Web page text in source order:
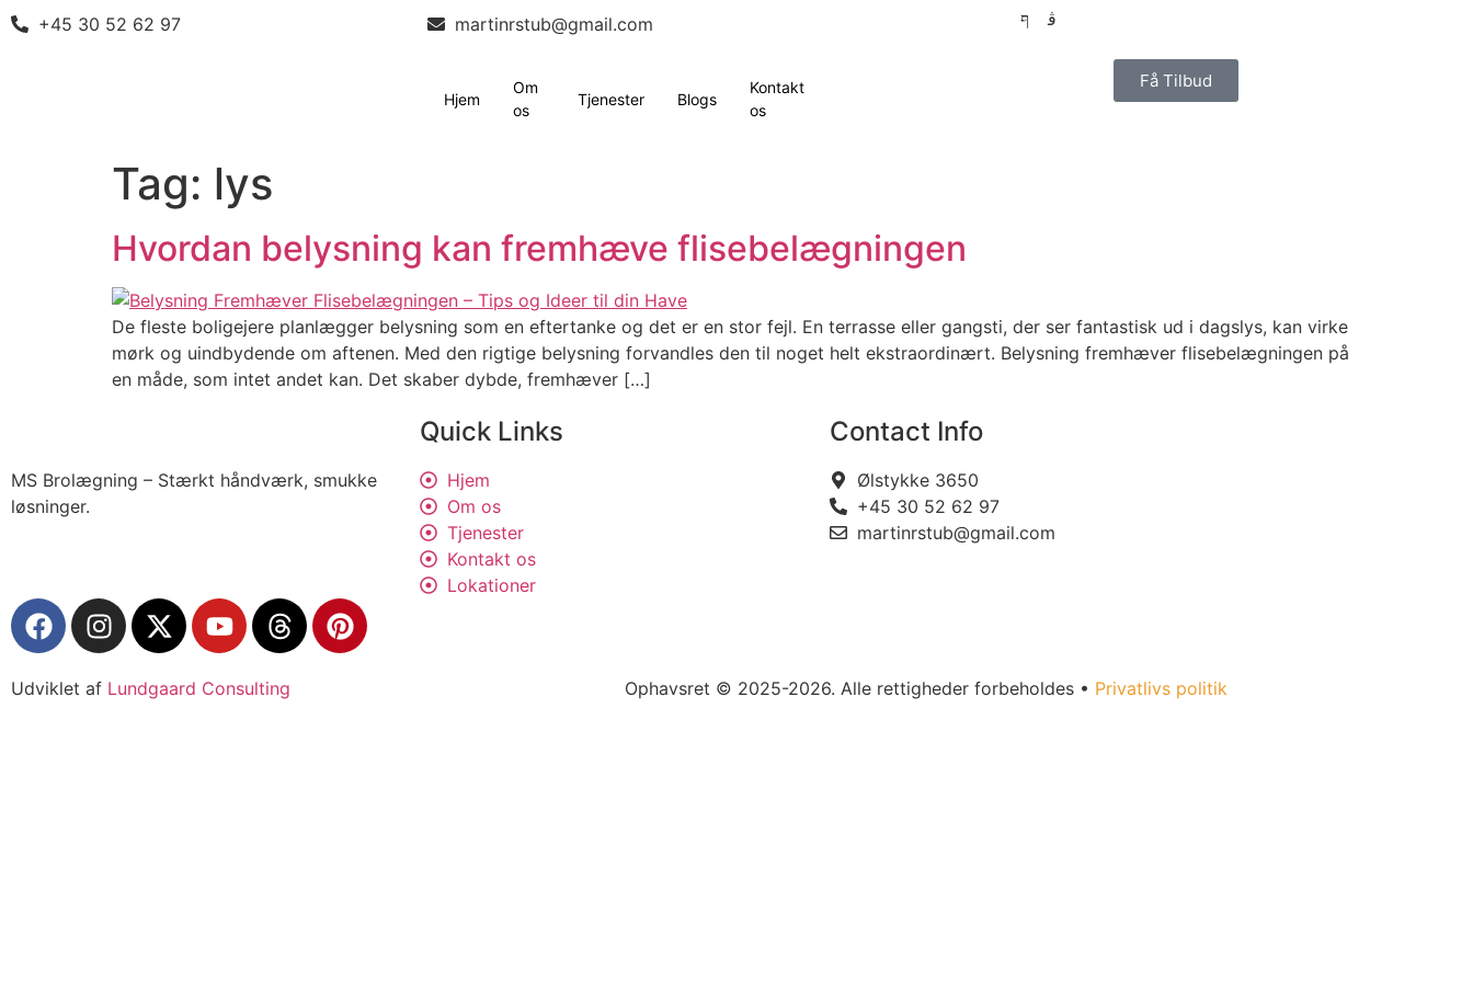
+45 30 52 62 97 martinrstub@gmail.com
Hjem
Om
os
Tjenester Blogs
Kontakt
os
Få Tilbud
Tag: lys
Hvordan belysning kan fremhæve flisebelægningen
De fleste boligejere planlægger belysning som en eftertanke og det er en stor fejl. En terrasse eller gangsti, der ser fantastisk ud i dagslys, kan virke
mørk og uindbydende om aftenen. Med den rigtige belysning forvandles den til noget helt ekstraordinært. Belysning fremhæver flisebelægningen på
en måde, som intet andet kan. Det skaber dybde, fremhæver […]
MS Brolægning – Stærkt håndværk, smukke
løsninger.
Quick Links
Hjem
Om os
Tjenester
Kontakt os
Lokationer
Contact Info
Ølstykke 3650
+45 30 52 62 97
martinrstub@gmail.com
Udviklet af Lundgaard Consulting Ophavsret © 2025-2026. Alle rettigheder forbeholdes • Privatlivs politik